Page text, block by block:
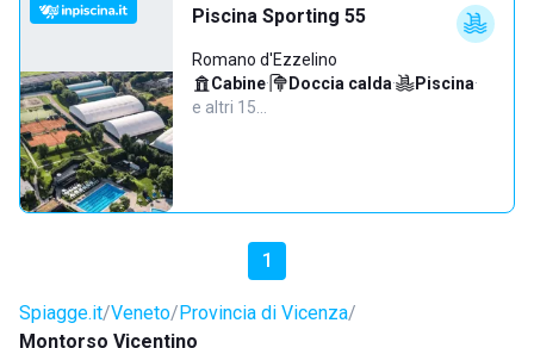
Piscina Sporting 55
Romano d'Ezzelino
Cabine· Doccia calda· Piscina·
e altri 15…
1
Spiagge.it Veneto Provincia di Vicenza
Montorso Vicentino